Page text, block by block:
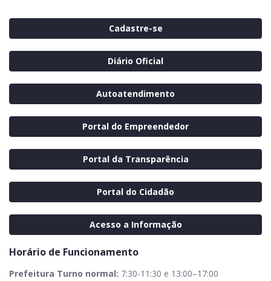
Cadastre-se
Diário Oficial
Autoatendimento
Portal do Empreendedor
Portal da Transparência
Portal do Cidadão
Acesso a Informação
Horário de Funcionamento
Prefeitura Turno normal: 7:30-11:30 e 13:00–17:00